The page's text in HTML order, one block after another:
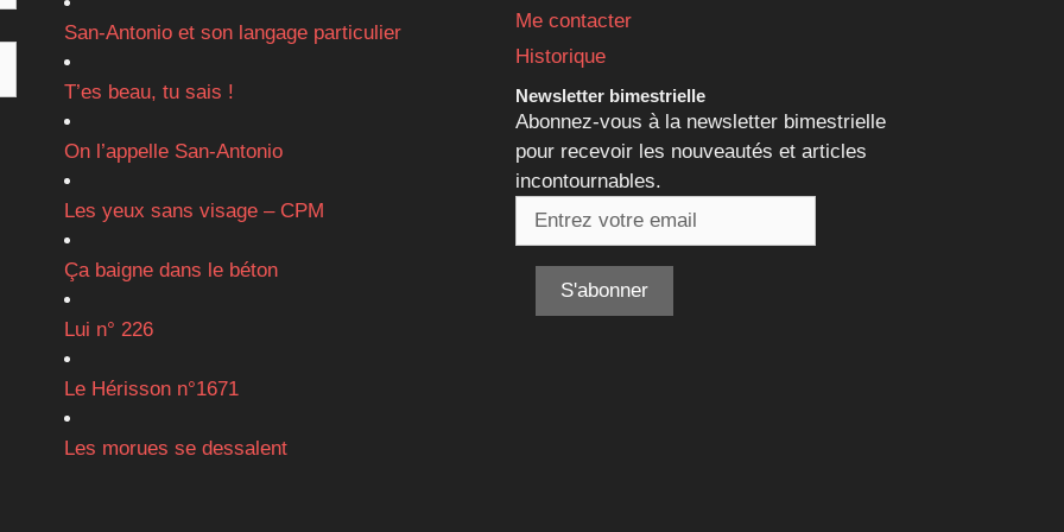
San-Antonio et son langage particulier
T’es beau, tu sais !
On l’appelle San-Antonio
Les yeux sans visage – CPM
Ça baigne dans le béton
Lui n° 226
Le Hérisson n°1671
Les morues se dessalent
Me contacter
Historique
Newsletter bimestrielle
Abonnez-vous à la newsletter bimestrielle
pour recevoir les nouveautés et articles
incontournables.